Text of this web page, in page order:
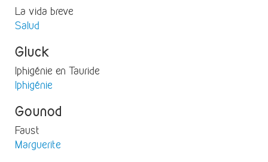
La vida breve
Salud
Gluck
Iphigénie en Tauride
Iphigénie
Gounod
Faust
Marguerite